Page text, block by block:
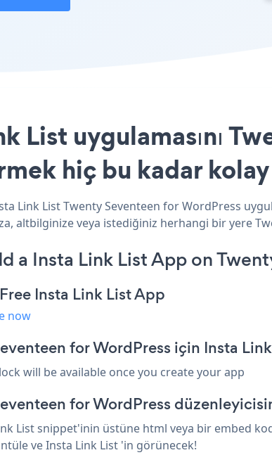
List uygulamasını
hiç bu kadar kolay
Link List Twenty Seventeen for WordPress
altbilginize veya istediğiniz herhangi bir yere
a Insta Link List App on
Insta Link List App
now
for WordPress için Insta
will be available once you create your app
for WordPress
List snippet'inin üstüne html veya bir embed
ve Insta Link List 'in görünecek!